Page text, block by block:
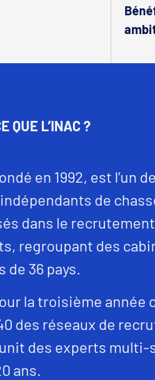
QUE L’INAC ?
en 1992, est l’un
de
dans le
regroupant des
de 36 pays.
la troisième année
des réseaux de
des experts
ans.